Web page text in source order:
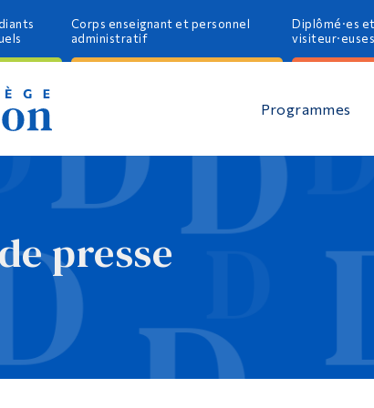
Corps enseignant et personnel
administratif
Diplômé·es et
visiteur·euses
Programmes
presse